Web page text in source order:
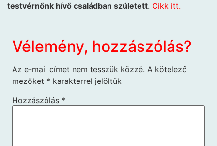
testvérnőnk hívő családban született. Cikk itt.
Vélemény, hozzászólás?
Az e-mail címet nem tesszük közzé. A kötelező
mezőket * karakterrel jelöltük
Hozzászólás *